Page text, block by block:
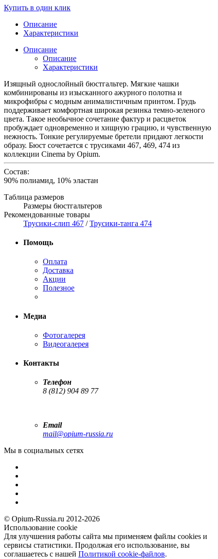
Купить в один клик
Описание
Характеристики
Описание
Описание
Характеристики
Изящный однослойный бюстгальтер. Мягкие чашки
комбинированы из изысканного ажурного полотна и
микрофибры с модным анималистичным принтом. Грудь
поддерживает комфортная широкая резинка темно-зеленого
цвета. Такое необычное сочетание фактур и расцветок
пробуждает одновременно и хищную грацию, и чувственную
нежность. Тонкие регулируемые бретели придают легкости
образу. Бюст сочетается с трусиками 467, 469, 474 из
коллекции Cinema by Opium.
Состав:
90% полиамид, 10% эластан
Таблица размеров
Размеры бюстгальтеров
Рекомендованные товары
Трусики-слип 467 /Трусики-танга 474
Помощь
Оплата
Доставка
Акции
Полезное
Медиа
Фотогалерея
Видеогалерея
Контакты
Телефон
8 (812) 904 89 77
Email
mail@opium-russia.ru
Мы в социальных сетях
© Opium-Russia.ru 2012-2026
Использование cookie
Для улучшения работы сайта мы применяем файлы cookies и
сервисы статистики. Продолжая его использование, вы
соглашаетесь с нашей Политикой cookie-файлов.